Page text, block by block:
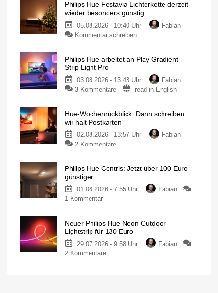
Philips Hue Festavia Lichterkette derzeit
wieder besonders günstig
05.08.2026 - 10:40 Uhr
Fabian
Kommentar schreiben
Philips Hue arbeitet an Play Gradient
Strip Light Pro
03.08.2026 - 13:43 Uhr
Fabian
3 Kommentare
read in English
Hue-Wochenrückblick: Dann schreiben
wir halt Postkarten
02.08.2026 - 13:57 Uhr
Fabian
2 Kommentare
Philips Hue Centris: Jetzt über 100 Euro
günstiger
01.08.2026 - 7:55 Uhr
Fabian
1 Kommentar
Neuer Philips Hue Neon Outdoor
Lightstrip für 130 Euro
29.07.2026 - 9:58 Uhr
Fabian
2 Kommentare